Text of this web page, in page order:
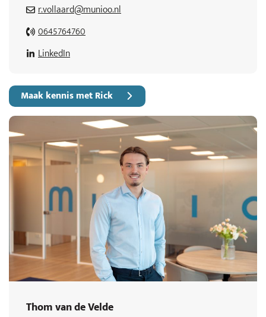
r.vollaard@munioo.nl
0645764760
LinkedIn
Maak kennis met Rick
Thom van de Velde